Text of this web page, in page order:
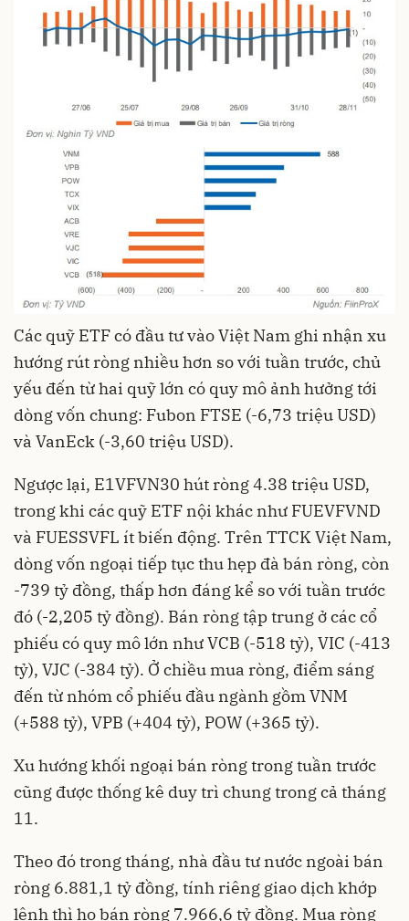
Các quỹ ETF có đầu tư vào Việt Nam ghi nhận xu
hướng rút ròng nhiều hơn so với tuần trước, chủ
yếu đến từ hai quỹ lớn có quy mô ảnh hưởng tới
dòng vốn chung: Fubon FTSE (-6,73 triệu USD)
và VanEck (-3,60 triệu USD).
Ngược lại, E1VFVN30 hút ròng 4.38 triệu USD,
trong khi các quỹ ETF nội khác như FUEVFVND
và FUESSVFL ít biến động. Trên TTCK Việt Nam,
dòng vốn ngoại tiếp tục thu hẹp đà bán ròng, còn
-739 tỷ đồng, thấp hơn đáng kể so với tuần trước
đó (-2,205 tỷ đồng). Bán ròng tập trung ở các cổ
phiếu có quy mô lớn như VCB (-518 tỷ), VIC (-413
tỷ), VJC (-384 tỷ). Ở chiều mua ròng, điểm sáng
đến từ nhóm cổ phiếu đầu ngành gồm VNM
(+588 tỷ), VPB (+404 tỷ), POW (+365 tỷ).
Xu hướng khối ngoại bán ròng trong tuần trước
cũng được thống kê duy trì chung trong cả tháng
11.
Theo đó trong tháng, nhà đầu tư nước ngoài bán
ròng 6.881,1 tỷ đồng, tính riêng giao dịch khớp
lệnh thì họ bán ròng 7.966,6 tỷ đồng. Mua ròng